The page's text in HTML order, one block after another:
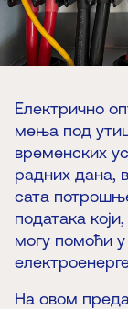
Електрично
мења под
временских
радних дана,
сата
података
могу помоћи
На овом